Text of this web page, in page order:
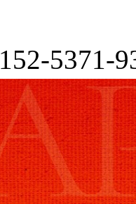
152-5371-